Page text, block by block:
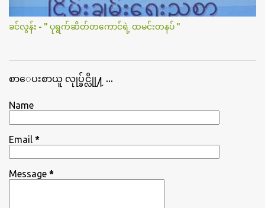
ခင်လွန်း - " ပုရွက်ဆိတ်တကောင်ရဲ့ ထမင်းတနပ် "
စာေပးစာယူ လုုပ္ခ်င္လိုု႔ ...
Name
Email *
Message *